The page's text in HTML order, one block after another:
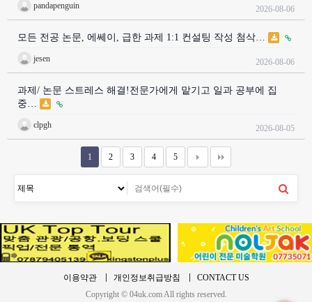
pandapenguin 2026-08-06
모든 전공 논문, 에쎄이, 급한 과제 1:1 컨설팅 작성 첨삭…
jesen 2026-08-06
과제/ 논문 스트레스 해결!전문가에게 맡기고 일과 공부에 집
중…
clpgh 2026-08-05
1 2 3 4 5
이용약관 개인정보취급방침
CONTACT US
Copyright © 04uk.com All rights reserved.